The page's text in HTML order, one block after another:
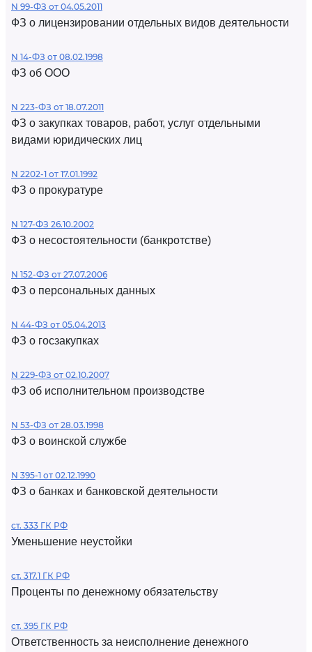
N 99-ФЗ от 04.05.2011
ФЗ о лицензировании отдельных видов деятельности
N 14-ФЗ от 08.02.1998
ФЗ об ООО
N 223-ФЗ от 18.07.2011
ФЗ о закупках товаров, работ, услуг отдельными
видами юридических лиц
N 2202-1 от 17.01.1992
ФЗ о прокуратуре
N 127-ФЗ 26.10.2002
ФЗ о несостоятельности (банкротстве)
N 152-ФЗ от 27.07.2006
ФЗ о персональных данных
N 44-ФЗ от 05.04.2013
ФЗ о госзакупках
N 229-ФЗ от 02.10.2007
ФЗ об исполнительном производстве
N 53-ФЗ от 28.03.1998
ФЗ о воинской службе
N 395-1 от 02.12.1990
ФЗ о банках и банковской деятельности
ст. 333 ГК РФ
Уменьшение неустойки
ст. 317.1 ГК РФ
Проценты по денежному обязательству
ст. 395 ГК РФ
Ответственность за неисполнение денежного